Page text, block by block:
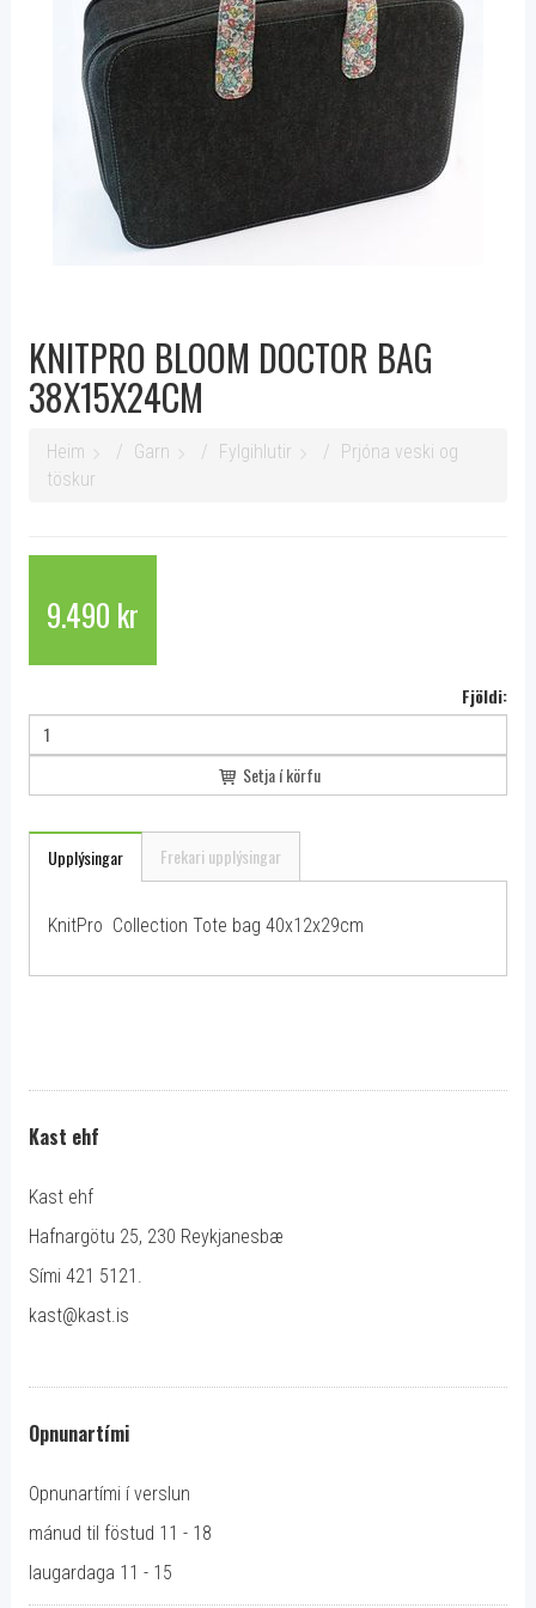
KNITPRO BLOOM DOCTOR BAG
38X15X24CM
Heim Garn Fylgihlutir
Prjóna veski og
töskur
9.490 kr
Fjöldi:
Setja í körfu
Upplýsingar Frekari upplýsingar
KnitPro Collection Tote bag 40x12x29cm
Kast ehf
Kast ehf
Hafnargötu 25, 230 Reykjanesbæ
Sími 421 5121.
kast@kast.is
Opnunartími
Opnunartími í verslun
mánud til föstud 11 - 18
laugardaga 11 - 15